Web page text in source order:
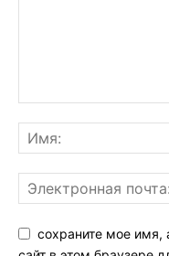
сохраните мое имя,